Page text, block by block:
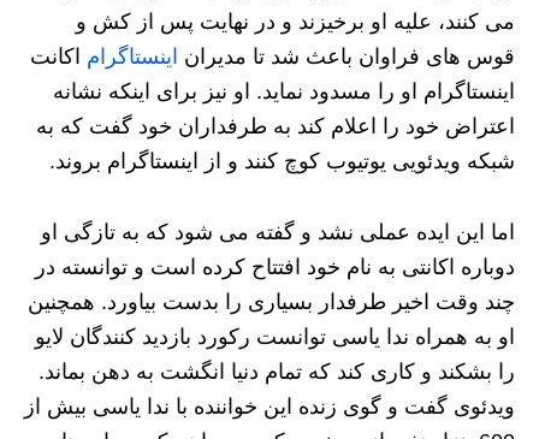
می کنند، علیه او برخیزند و در نهایت پس از کش و
قوس های فراوان باعث شد تا مدیران اینستاگرام اکانت
اینستاگرام او را مسدود نماید. او نیز برای اینکه نشانه
اعتراض خود را اعلام کند به طرفداران خود گفت که به
شبکه ویدئویی یوتیوب کوچ کنند و از اینستاگرام بروند.
اما این ایده عملی نشد و گفته می شود که به تازگی او
دوباره اکانتی به نام خود افتتاح کرده است و توانسته در
چند وقت اخیر طرفدار بسیاری را بدست بیاورد. همچنین
او به همراه ندا یاسی توانست رکورد بازدید کنندگان لایو
را بشکند و کاری کند که تمام دنیا انگشت به دهن بماند.
ویدئوی گفت و گوی زنده این خواننده با ندا یاسی بیش از